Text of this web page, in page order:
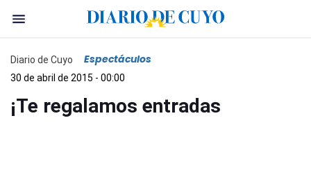
Diario de Cuyo Espectáculos
30 de abril de 2015 - 00:00
¡Te regalamos entradas